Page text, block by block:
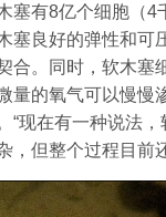
塞有8亿个细胞（4
塞良好的弹性和可
合。同时，软木塞
量的氧气可以慢慢
“现在有一种说法
，但整个过程目前